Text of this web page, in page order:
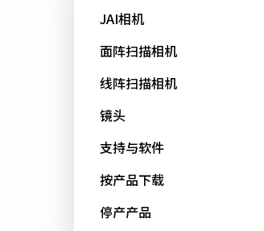
JAI相机
面阵扫描相机
线阵扫描相机
镜头
支持与软件
按产品下载
停产产品
填